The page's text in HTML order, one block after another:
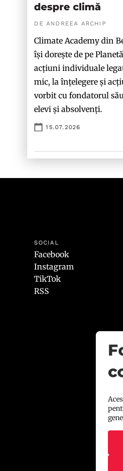
despre climă
DE ANDREEA ARCHIP
Climate Academy din
își dorește de pe
acțiuni individuale
mic, la înțelegere și
vorbit cu fondatorul
elevi și absolvenți.
15.07.2026
SOCIAL
Facebook
Instagram
TikTok
RSS